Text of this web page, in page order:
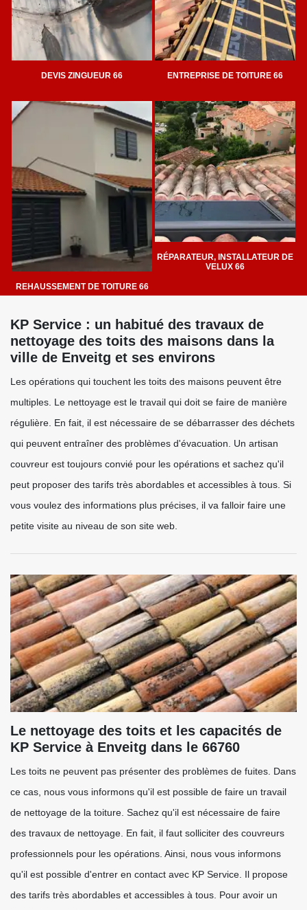
DEVIS ZINGUEUR 66 ENTREPRISE DE TOITURE 66
REHAUSSEMENT DE TOITURE 66
RÉPARATEUR, INSTALLATEUR DE
VELUX 66
KP Service : un habitué des travaux de
nettoyage des toits des maisons dans la
ville de Enveitg et ses environs
Les opérations qui touchent les toits des maisons peuvent être
multiples. Le nettoyage est le travail qui doit se faire de manière
régulière. En fait, il est nécessaire de se débarrasser des déchets
qui peuvent entraîner des problèmes d'évacuation. Un artisan
couvreur est toujours convié pour les opérations et sachez qu'il
peut proposer des tarifs très abordables et accessibles à tous. Si
vous voulez des informations plus précises, il va falloir faire une
petite visite au niveau de son site web.
Le nettoyage des toits et les capacités de
KP Service à Enveitg dans le 66760
Les toits ne peuvent pas présenter des problèmes de fuites. Dans
ce cas, nous vous informons qu'il est possible de faire un travail
de nettoyage de la toiture. Sachez qu'il est nécessaire de faire
des travaux de nettoyage. En fait, il faut solliciter des couvreurs
professionnels pour les opérations. Ainsi, nous vous informons
qu'il est possible d'entrer en contact avec KP Service. Il propose
des tarifs très abordables et accessibles à tous. Pour avoir un